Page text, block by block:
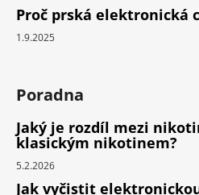
Proč prská elektronická
1.9.2025
Poradna
Jaký je rozdíl mezi
klasickým nikotinem?
5.2.2026
Jak vyčistit